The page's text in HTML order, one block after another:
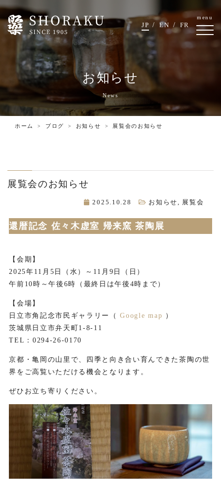
menu
JP EN FR
お知らせ
News
ホーム ブログ お知らせ 展覧会のお知らせ
展覧会のお知らせ
2025.10.28 お知らせ, 展覧会
還暦記念 佐々木虚室 帰来窯 茶陶展
【会期】
2025年11月5日（水）～11月9日（日）
午前10時～午後6時（最終日は午後4時まで）
【会場】
日立市角記念市民ギャラリー（ Google map ）
茨城県日立市弁天町1-8-11
TEL：0294-26-0170
京都・亀岡の山里で、四季と向き合い育んできた茶陶の世
界をご高覧いただける機会となります。
ぜひお立ち寄りください。